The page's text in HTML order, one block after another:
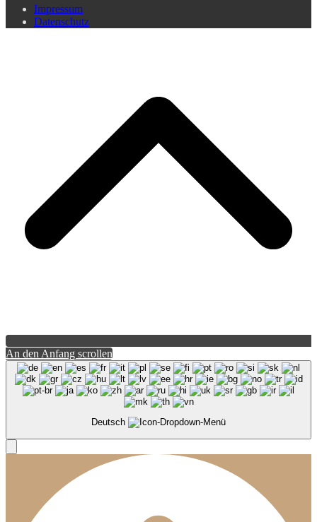
Impressum
Datenschutz
An den Anfang scrollen
Deutsch